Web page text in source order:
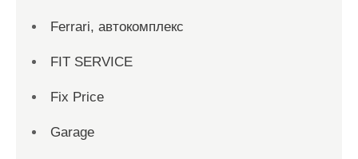
Ferrari, автокомплекс
FIT SERVICE
Fix Price
Garage